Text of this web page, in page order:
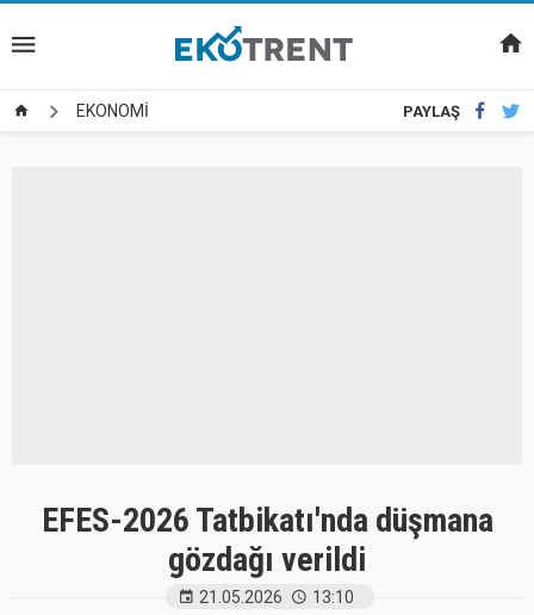
EKONOMİ PAYLAŞ
EFES-2026 Tatbikatı'nda düşmana
gözdağı verildi
21.05.2026 13:10